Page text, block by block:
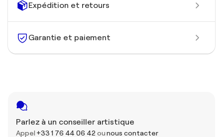
Expédition et retours
Garantie et paiement
Parlez à un conseiller artistique
Appel +33 1 76 44 06 42 ounous contacter